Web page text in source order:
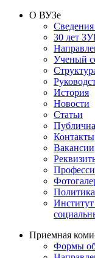
О ВУЗе
Сведения
30 лет
Ученый
История
Новости
Статьи
Контакты
Вакансии
Институт
Приемная
Формы